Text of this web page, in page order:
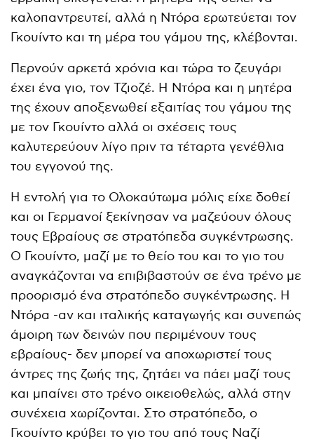
καλοπαντρευτεί, αλλά η Ντόρα ερωτεύεται τον
Γκουίντο και τη μέρα του γάμου της, κλέβονται.
Περνούν αρκετά χρόνια και τώρα το ζευγάρι
έχει ένα γιο, τον Τζιοζέ. Η Ντόρα και η μητέρα
της έχουν αποξενωθεί εξαιτίας του γάμου της
με τον Γκουίντο αλλά οι σχέσεις τους
καλυτερεύουν λίγο πριν τα τέταρτα γενέθλια
του εγγονού της.
Η εντολή για το Ολοκαύτωμα μόλις είχε δοθεί
και οι Γερμανοί ξεκίνησαν να μαζεύουν όλους
τους Εβραίους σε στρατόπεδα συγκέντρωσης.
Ο Γκουίντο, μαζί με το θείο του και το γιο του
αναγκάζονται να επιβιβαστούν σε ένα τρένο με
προορισμό ένα στρατόπεδο συγκέντρωσης. Η
Ντόρα -αν και ιταλικής καταγωγής και συνεπώς
άμοιρη των δεινών που περιμένουν τους
εβραίους- δεν μπορεί να αποχωριστεί τους
άντρες της ζωής της, ζητάει να πάει μαζί τους
και μπαίνει στο τρένο οικειοθελώς, αλλά στην
συνέχεια χωρίζονται. Στο στρατόπεδο, ο
Γκουίντο κρύβει το γιο του από τους Ναζί